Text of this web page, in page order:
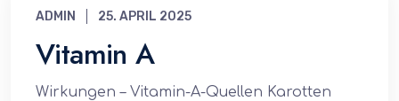
ADMIN 25. APRIL 2025
Vitamin A
Wirkungen – Vitamin-A-Quellen Karotten